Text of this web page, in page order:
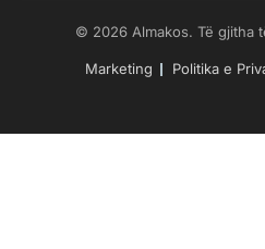
© 2026 Almakos. Të gjitha
Marketing Politika e